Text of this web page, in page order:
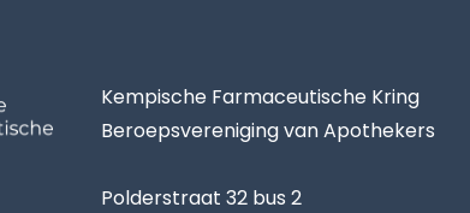
Kempische Farmaceutische Kring
Beroepsvereniging van Apothekers
Polderstraat 32 bus 2